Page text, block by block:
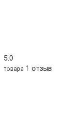
5.0
товара 1 отзыв